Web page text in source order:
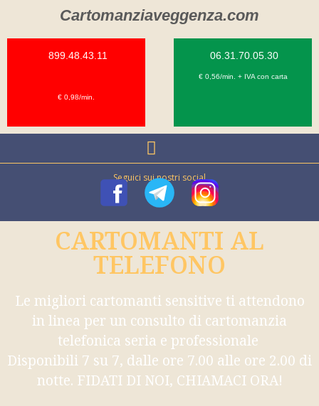
Cartomanziaveggenza.com
899.48.43.11
€ 0,98/min.
06.31.70.05.30
€ 0,56/min. + IVA con carta
Seguici sui nostri social
CARTOMANTI AL
TELEFONO
Le migliori cartomanti sensitive ti attendono
in linea per un consulto di cartomanzia
telefonica seria e professionale
Disponibili 7 su 7, dalle ore 7.00 alle ore 2.00 di
notte. FIDATI DI NOI, CHIAMACI ORA!